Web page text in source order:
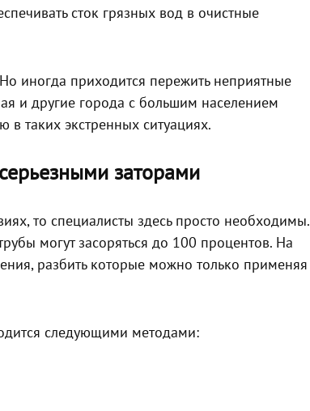
сток грязных вод в очистные
иногда приходится пережить неприятные
и другие города с большим населением
таких экстренных ситуациях.
заторами
то специалисты здесь просто необходимы.
могут засоряться до 100 процентов. На
разбить которые можно только применяя
следующими методами: